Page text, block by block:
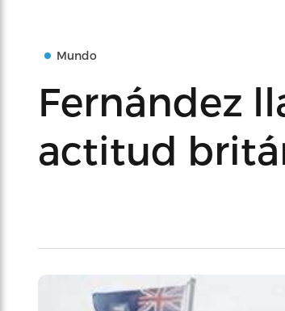
Mundo
Fernández
actitud